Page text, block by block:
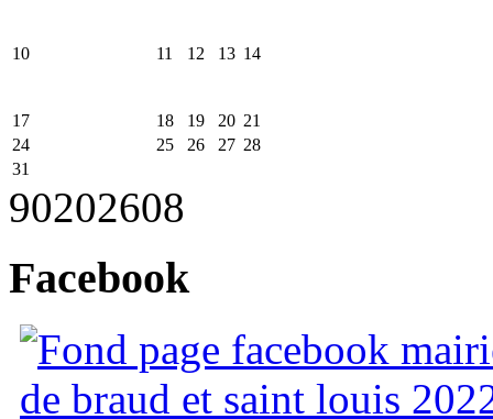
10 11 12 13 14
17 18 19 20 21
24
25 26 27 28
31
90202608
Facebook